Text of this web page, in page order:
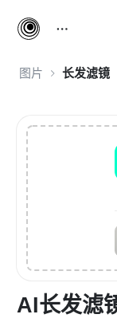
图片 长发滤镜
AI长发滤